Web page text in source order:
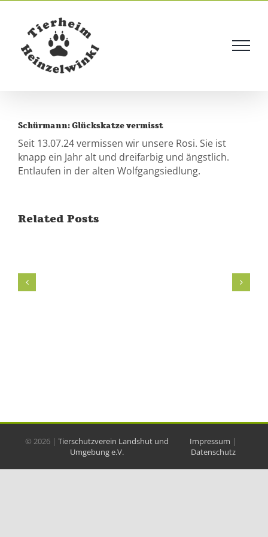
content
Schürmann: Glückskatze vermisst
Seit 13.07.24 vermissen wir unsere Rosi. Sie ist
knapp ein Jahr alt und dreifarbig und ängstlich.
Entlaufen in der alten Wolfgangsiedlung.
Related Posts
©2026 |Tierschutzverein Landshut und
Umgebung e.V.
Impressum |
Datenschutz